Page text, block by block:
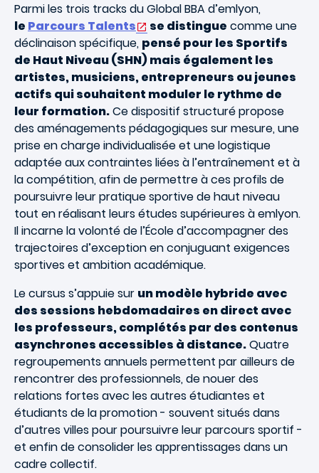
Parmi les trois tracks du Global BBA d’emlyon,
le Parcours Talents se distingue comme une
déclinaison spécifique, pensé pour les Sportifs
de Haut Niveau (SHN) mais également les
artistes, musiciens, entrepreneurs ou jeunes
actifs qui souhaitent moduler le rythme de
leur formation.Ce dispositif structuré propose
des aménagements pédagogiques sur mesure, une
prise en charge individualisée et une logistique
adaptée aux contraintes liées à l’entraînement et à
la compétition, afin de permettre à ces profils de
poursuivre leur pratique sportive de haut niveau
tout en réalisant leurs études supérieures à emlyon.
Il incarne la volonté de l’École d’accompagner des
trajectoires d’exception en conjuguant exigences
sportives et ambition académique.
Lecursus s’appuie sur un modèle hybride avec
des sessions hebdomadaires en direct avec
les professeurs, complétés par des contenus
asynchrones accessibles à distance.Quatre
regroupements annuels permettent par ailleurs de
rencontrer des professionnels, de nouer des
relations fortes avec les autres étudiantes et
étudiants de la promotion - souvent situés dans
d’autres villes pour poursuivre leur parcours sportif -
et enfin de consolider les apprentissages dans un
cadre collectif.